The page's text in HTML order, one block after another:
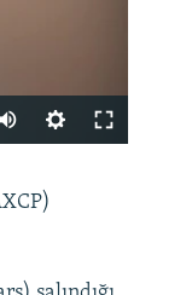
360p
720p